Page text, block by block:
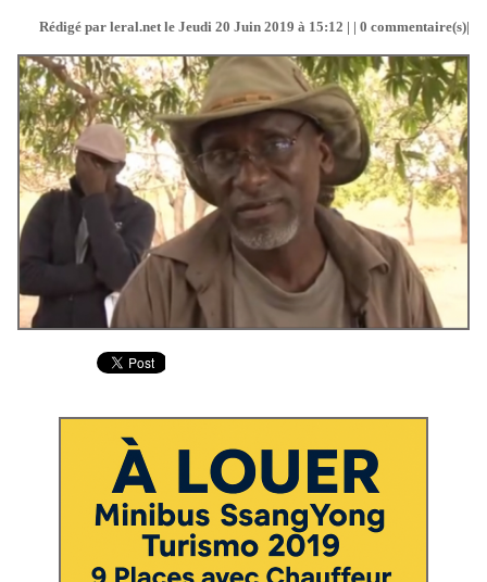
Rédigé par leral.net le Jeudi 20 Juin 2019 à 15:12 | | 0 commentaire(s)|